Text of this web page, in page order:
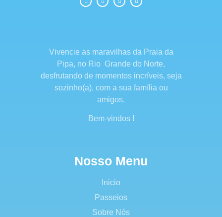
Vivencie as maravilhas da Praia da
Pipa, no Rio Grande do Norte,
desfrutando de momentos incríveis, seja
sozinho(a), com a sua família ou
amigos.
Bem-vindos !
Nosso Menu
Inicio
Passeios
Sobre Nós